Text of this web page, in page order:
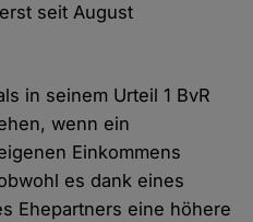
seit August
in seinem Urteil 1 BvR
wenn ein
Einkommens
es dank eines
Ehepartners eine höhere